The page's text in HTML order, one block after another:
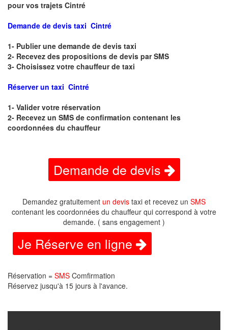
pour vos trajets Cintré
Demande de devis taxi Cintré
1- Publier une demande de devis taxi
2- Recevez des propositions de devis par SMS
3- Choisissez votre chauffeur de taxi
Réserver un taxi Cintré
1- Valider votre réservation
2- Recevez un SMS de confirmation contenant les
coordonnées du chauffeur
Demande de devis
Demandez gratuitement un devis taxi et recevez un SMS
contenant les coordonnées du chauffeur qui correspond à votre
demande. ( sans engagement )
Je Réserve en ligne
Réservation = SMS Comfirmation
Réservez jusqu'à 15 jours à l'avance.